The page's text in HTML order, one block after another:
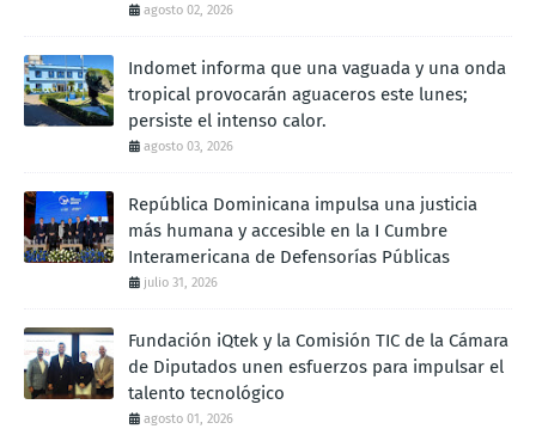
agosto 02, 2026
Indomet informa que una vaguada y una onda
tropical provocarán aguaceros este lunes;
persiste el intenso calor.
agosto 03, 2026
República Dominicana impulsa una justicia
más humana y accesible en la I Cumbre
Interamericana de Defensorías Públicas
julio 31, 2026
Fundación iQtek y la Comisión TIC de la Cámara
de Diputados unen esfuerzos para impulsar el
talento tecnológico
agosto 01, 2026